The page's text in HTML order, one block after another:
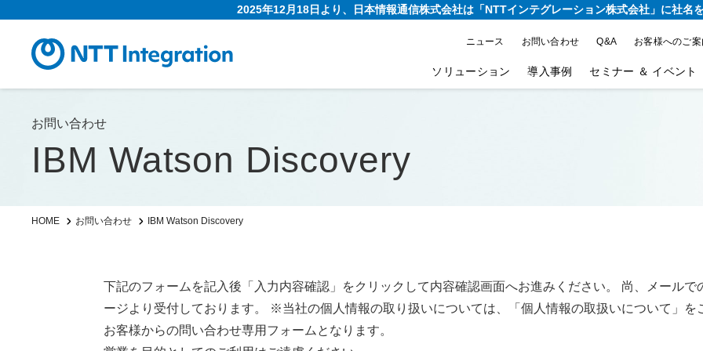
2025年12月18日より、日本情報通信株式会社は「NTTインテグレーション株式会社」に社名
ニュース お問い合わせ Q&A お客様へのご
ソリューション 導入事例 セミナー ＆ イベント
お問い合わせ
IBM Watson Discovery
HOME お問い合わせ IBM Watson Discovery
下記のフォームを記入後「入力内容確認」をクリックして内容確認画面へお進みください。 尚、メール
ージより受付しております。 ※当社の個人情報の取り扱いについては、「個人情報の取扱いについて」
お客様からの問い合わせ専用フォームとなります。